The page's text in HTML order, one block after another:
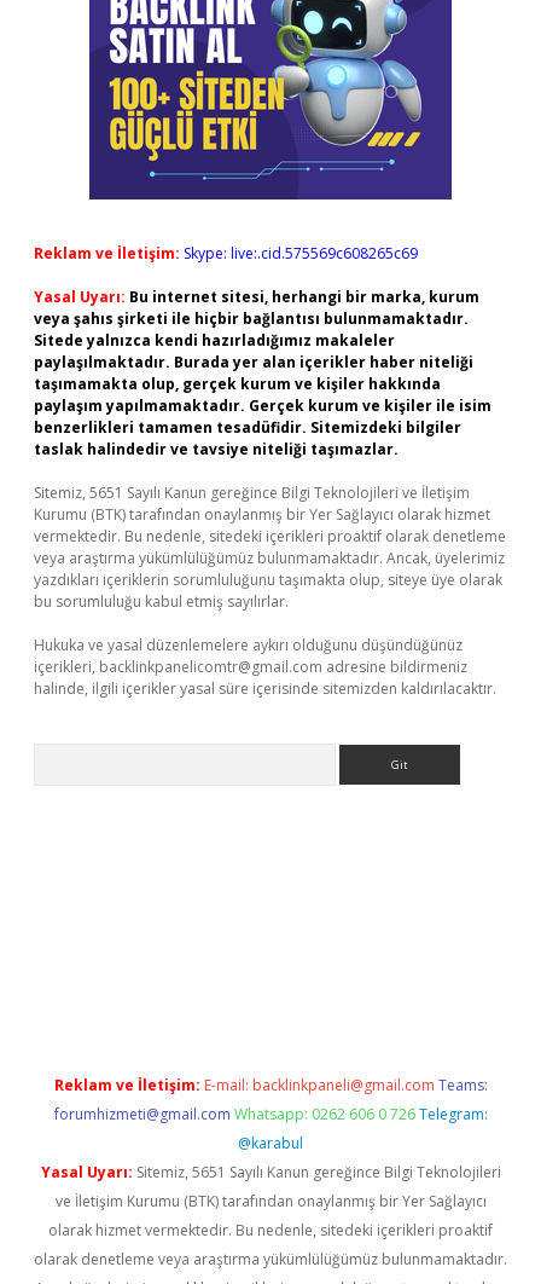
Reklam ve İletişim: Skype: live:.cid.575569c608265c69
Yasal Uyarı: Bu internet sitesi, herhangi bir marka, kurum
veya şahıs şirketi ile hiçbir bağlantısı bulunmamaktadır.
Sitede yalnızca kendi hazırladığımız makaleler
paylaşılmaktadır. Burada yer alan içerikler haber niteliği
taşımamakta olup, gerçek kurum ve kişiler hakkında
paylaşım yapılmamaktadır. Gerçek kurum ve kişiler ile isim
benzerlikleri tamamen tesadüfidir. Sitemizdeki bilgiler
taslak halindedir ve tavsiye niteliği taşımazlar.
Sitemiz, 5651 Sayılı Kanun gereğince Bilgi Teknolojileri ve İletişim
Kurumu (BTK) tarafından onaylanmış bir Yer Sağlayıcı olarak hizmet
vermektedir. Bu nedenle, sitedeki içerikleri proaktif olarak denetleme
veya araştırma yükümlülüğümüz bulunmamaktadır. Ancak, üyelerimiz
yazdıkları içeriklerin sorumluluğunu taşımakta olup, siteye üye olarak
bu sorumluluğu kabul etmiş sayılırlar.
Hukuka ve yasal düzenlemelere aykırı olduğunu düşündüğünüz
içerikleri, backlinkpanelicomtr@gmail.com adresine bildirmeniz
halinde, ilgili içerikler yasal süre içerisinde sitemizden kaldırılacaktır.
Reklam ve İletişim: E-mail: backlinkpaneli@gmail.com Teams:
forumhizmeti@gmail.com Whatsapp: 0262 606 0 726 Telegram:
@karabul
Yasal Uyarı: Sitemiz, 5651 Sayılı Kanun gereğince Bilgi Teknolojileri
ve İletişim Kurumu (BTK) tarafından onaylanmış bir Yer Sağlayıcı
olarak hizmet vermektedir. Bu nedenle, sitedeki içerikleri proaktif
olarak denetleme veya araştırma yükümlülüğümüz bulunmamaktadır.